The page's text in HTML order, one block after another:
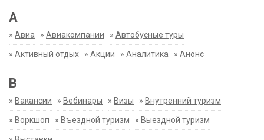
А
» Авиа » Авиакомпании » Автобусные туры
» Активный отдых » Акции » Аналитика » Анонс
В
» Вакансии » Вебинары » Визы » Внутренний туризм
» Воркшоп » Въездной туризм » Выездной туризм